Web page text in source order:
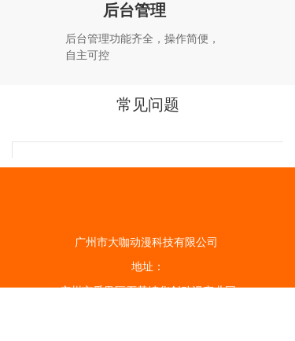
后台管理
后台管理功能齐全，操作简便，
自主可控
常见问题
广州市大咖动漫科技有限公司
地址：
广州市番禺区石碁镇华创动漫产业园